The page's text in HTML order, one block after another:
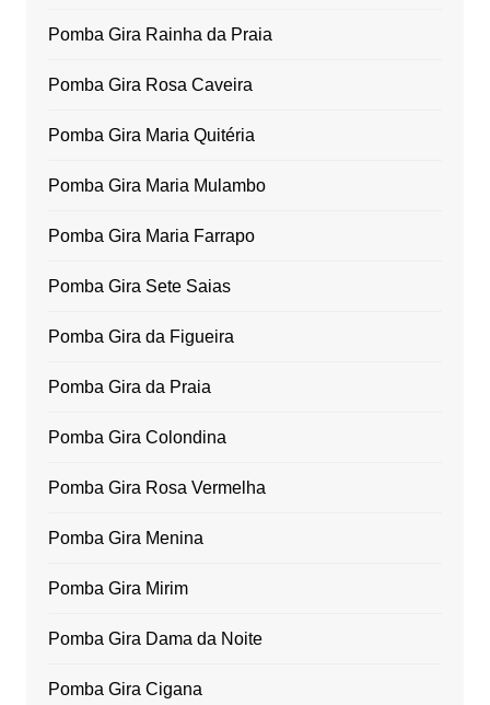
Pomba Gira Rainha da Praia
Pomba Gira Rosa Caveira
Pomba Gira Maria Quitéria
Pomba Gira Maria Mulambo
Pomba Gira Maria Farrapo
Pomba Gira Sete Saias
Pomba Gira da Figueira
Pomba Gira da Praia
Pomba Gira Colondina
Pomba Gira Rosa Vermelha
Pomba Gira Menina
Pomba Gira Mirim
Pomba Gira Dama da Noite
Pomba Gira Cigana